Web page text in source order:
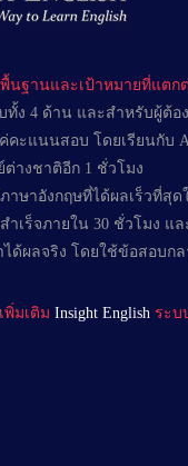
นฐานและเป้าหมายที่แตก
ง 4 ด้าน และสำหรับผู้ต้อ
คะแนนสอบ โดยเรียนกับ
ต่างชาติอีก 1 ชั่วโมง
าษาอังกฤษที่ได้ผลเร็วที่สุ
ำเร็จภายใน 30 ชั่วโมง แ
ได้ผลจริง โดยใช้ข้อสอบก
พิ่มเติม Insight Englishระบ